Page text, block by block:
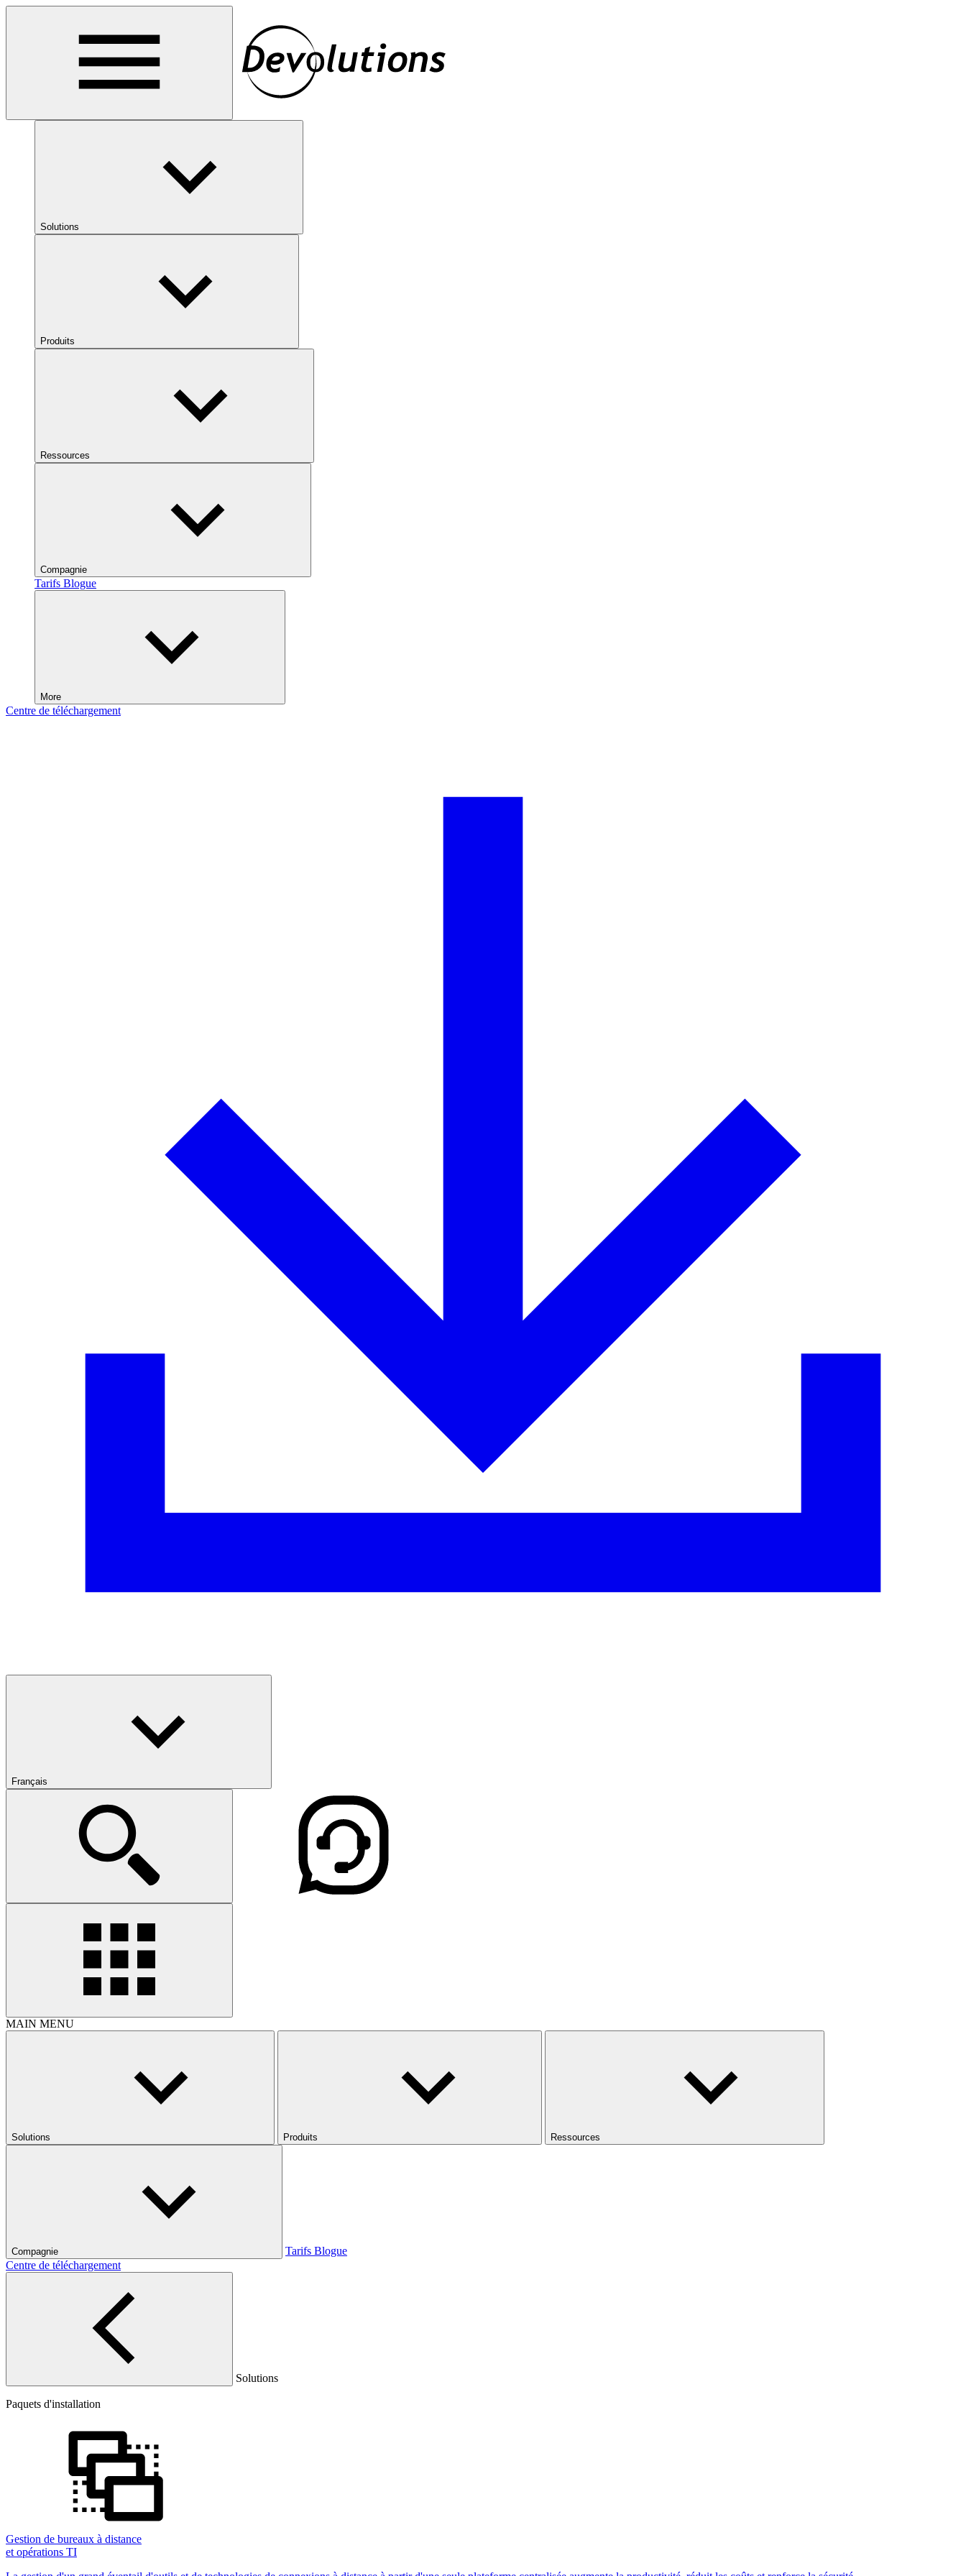
Solutions
Produits
Ressources
Compagnie
Tarifs Blogue
More
Centre de téléchargement
Français
MAIN MENU
Solutions Produits Ressources
Compagnie Tarifs Blogue
Centre de téléchargement
Solutions
Paquets d'installation
Gestion de bureaux à distance
et opérations TI